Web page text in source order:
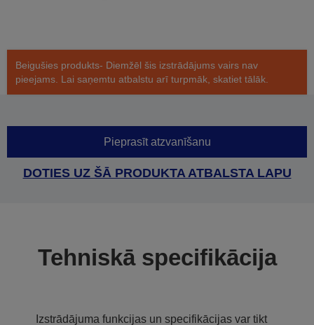
Beigušies produkts- Diemžēl šis izstrādājums vairs nav
pieejams. Lai saņemtu atbalstu arī turpmāk, skatiet tālāk.
Pieprasīt atzvanīšanu
DOTIES UZ ŠĀ PRODUKTA ATBALSTA LAPU
Tehniskā specifikācija
Izstrādājuma funkcijas un specifikācijas var tikt